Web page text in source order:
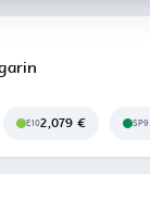
E102,079 €